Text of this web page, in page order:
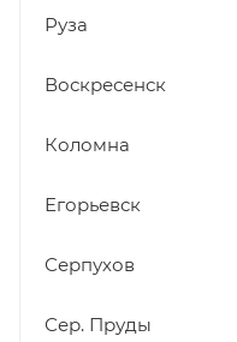
Руза
Воскресенск
Коломна
Егорьевск
Серпухов
Сер. Пруды